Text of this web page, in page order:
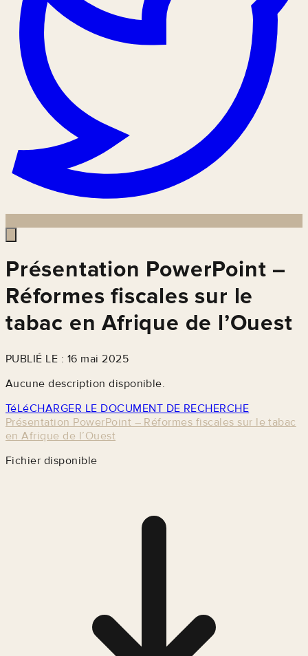
Présentation PowerPoint –
Réformes fiscales sur le
tabac en Afrique de l’Ouest
PUBLIÉ LE : 16 mai 2025
Aucune description disponible.
TéLéCHARGER LE DOCUMENT DE RECHERCHE
Présentation PowerPoint – Réformes fiscales sur le tabac
en Afrique de l’Ouest
Fichier disponible